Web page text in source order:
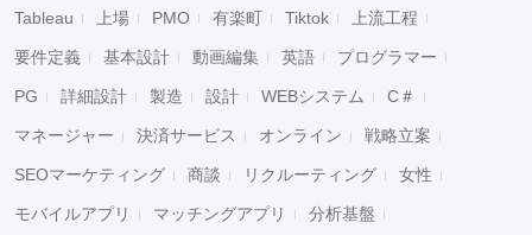
Tableau 上場 PMO 有楽町 Tiktok 上流工程
要件定義 基本設計 動画編集 英語 プログラマー
PG 詳細設計 製造 設計 WEBシステム C＃
マネージャー 決済サービス オンライン 戦略立案
SEOマーケティング 商談 リクルーティング 女性
モバイルアプリ マッチングアプリ 分析基盤